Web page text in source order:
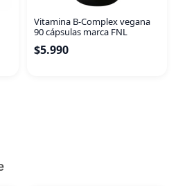
Vitamina B-Complex vegana
90 cápsulas marca FNL
$5.990